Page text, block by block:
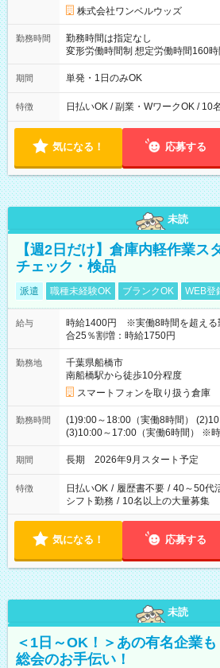
株式会社ワンベルウッズ
勤務時間
勤務時間は指定なし
変形労働時間制 想定労働時間160時間/月 【シフト例】
～22：00
期間 単発・1日のみOK
特徴 日払いOK / 副業・WワークOK / 10
気になる！ 応募する
未読
【週2日だけ】倉庫内軽作業
チェック・検品
派遣 職種未経験OK ブランクOK WEB登
給与
時給1400円 ※実働8時間を超える
合25％割増：時給1750円
勤務地
千葉県船橋市
南船橋駅から徒歩10分程度
スマートフォンを取り扱う倉庫
勤務時間
(1)9:00～18:00（実働8時間）
(3)10:00～17:00（実働6時間） ※
期間 長期 2026年9月スタート予定
特徴 日払いOK / 履歴書不要 / 40～50代
シフト勤務 / 10名以上の大量募集
気になる！ 応募する
未読
＜1日～OK！＞あの有名企業
総会のお手伝い！